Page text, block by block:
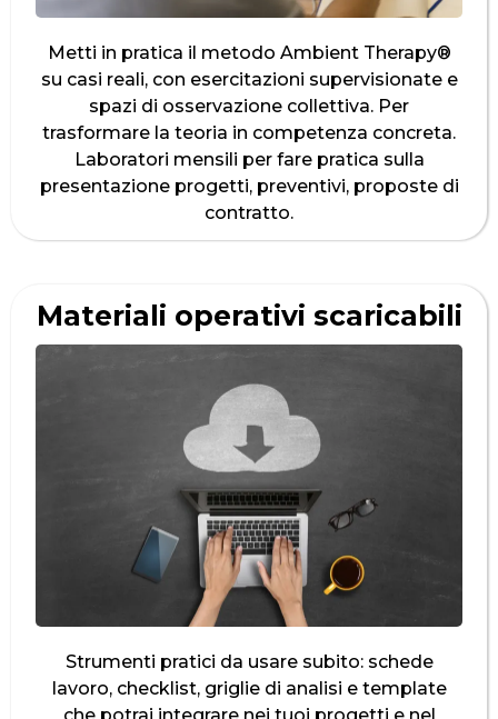
Metti in pratica il metodo Ambient Therapy®
su casi reali, con esercitazioni supervisionate e
spazi di osservazione collettiva. Per
trasformare la teoria in competenza concreta.
Laboratori mensili per fare pratica sulla
presentazione progetti, preventivi, proposte di
contratto.
Materiali operativi scaricabili
Strumenti pratici da usare subito: schede
lavoro, checklist, griglie di analisi e template